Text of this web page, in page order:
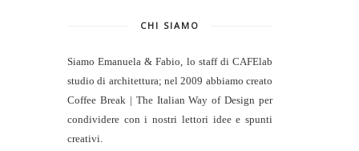
CHI SIAMO
Siamo Emanuela & Fabio, lo staff di CAFElab
studio di architettura; nel 2009 abbiamo creato
Coffee Break | The Italian Way of Design per
condividere con i nostri lettori idee e spunti
creativi.